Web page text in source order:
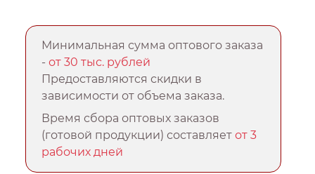
Минимальная сумма оптового заказа
-от 30 тыс. рублей
Предоставляются скидки в
зависимости от объема заказа.
Время сбора оптовых заказов
(готовой продукции) составляетот 3
рабочих дней